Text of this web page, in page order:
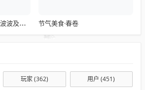
昔日排队王集体闭店风波波及浙江门店 节气美食·春卷
玩家(362) 用户 (451)